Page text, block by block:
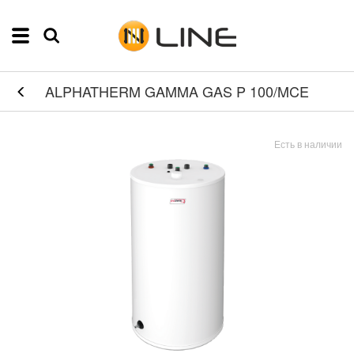
ALPHATHERM GAMMA GAS P 100/MCE
Есть в наличии